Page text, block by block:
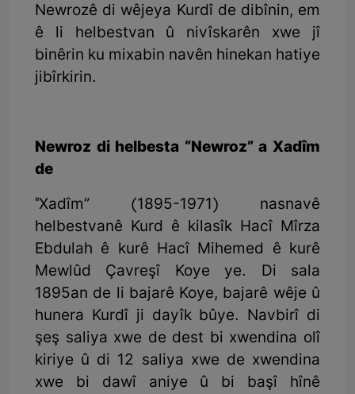
Newrozê di wêjeya Kurdî de dibînin, em
ê li helbestvan û nivîskarên xwe jî
binêrin ku mixabin navên hinekan hatiye
jibîrkirin.
Newroz di helbesta “Newroz” a Xadîm
de
"Xadîm” (1895-1971) nasnavê
helbestvanê Kurd ê kilasîk Hacî Mîrza
Ebdulah ê kurê Hacî Mihemed ê kurê
Mewlûd Çavreşî Koye ye. Di sala
1895an de li bajarê Koye, bajarê wêje û
hunera Kurdî ji dayîk bûye. Navbirî di
şeş saliya xwe de dest bi xwendina olî
kiriye û di 12 saliya xwe de xwendina
xwe bi dawî aniye û bi başî hînê